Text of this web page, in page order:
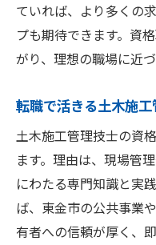
ていれば、より多くの
プも期待できます。資
がり、理想の職場に近
転職で活きる土木施
土木施工管理技士の資
ます。理由は、現場管
にわたる専門知識と実
ば、東金市の公共事業
有者への信頼が厚く、